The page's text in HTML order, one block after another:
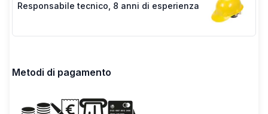
Responsabile tecnico 8 anni di esperienza
Metodi di pagamento